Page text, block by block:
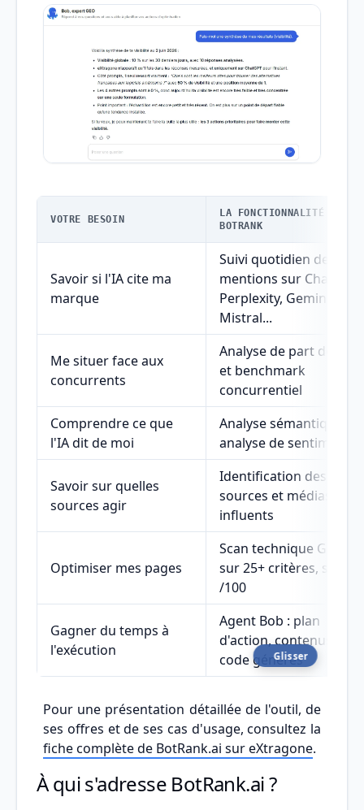
VOTRE BESOIN
LA FONCTIONNALITÉ
BOTRANK
Savoir si l'IA cite ma
marque
Suivi quotidien des
mentions sur ChatGPT,
Perplexity, Gemini,
Mistral...
Me situer face aux
concurrents
Analyse de part de voix
et benchmark
concurrentiel
Comprendre ce que
l'IA dit de moi
Analyse sémantique et
analyse de sentiment
Savoir sur quelles
sources agir
Identification des
sources et médias
influents
Optimiser mes pages
Scan technique GEO
sur 25+ critères, score
/100
Gagner du temps à
l'exécution
Agent Bob : plan
d'action, contenus et
code générés
Glisser
Pour une présentation détaillée de l'outil, de
ses offres et de ses cas d'usage, consultez la
fiche complète de BotRank.ai sur eXtragone.
À qui s'adresse BotRank.ai ?